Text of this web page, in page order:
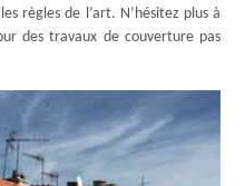
règles de l’art. N’hésitez plus à
des travaux de couverture pas